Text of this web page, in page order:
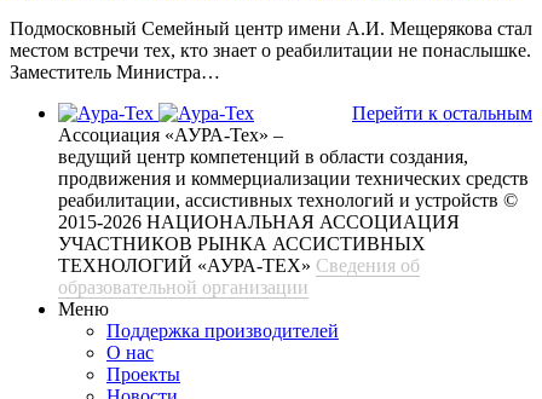
Подмосковный Семейный центр имени А.И. Мещерякова стал
местом встречи тех, кто знает о реабилитации не понаслышке.
Заместитель Министра…
Перейти к остальным
Ассоциация «АУРА-Тех» –
ведущий центр компетенций в области создания,
продвижения и коммерциализации технических средств
реабилитации, ассистивных технологий и устройств ©
2015-2026 НАЦИОНАЛЬНАЯ АССОЦИАЦИЯ
УЧАСТНИКОВ РЫНКА АССИСТИВНЫХ
ТЕХНОЛОГИЙ «АУРА-ТЕХ» Сведения об
образовательной организации
Меню
Поддержка производителей
О нас
Проекты